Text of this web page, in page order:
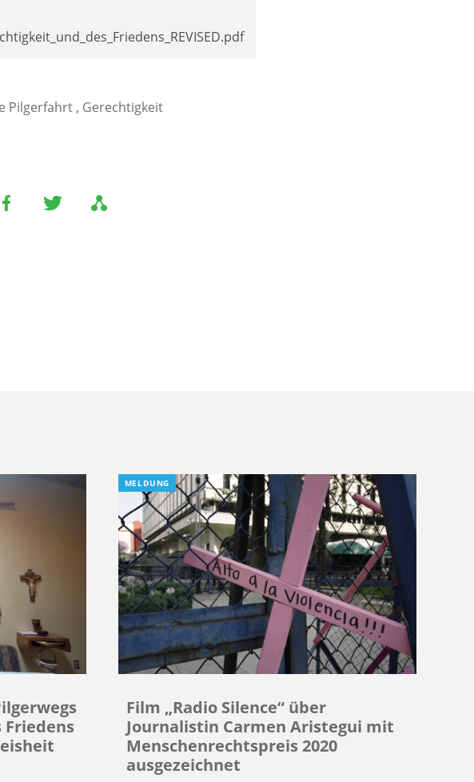
Pilgerfahrt , Gerechtigkeit
MELDUNG
Film „Radio Silence“ über
Journalistin Carmen Aristegui mit
Menschenrechtspreis 2020
ausgezeichnet